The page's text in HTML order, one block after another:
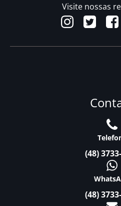
Visite nossas
(48)
(48)